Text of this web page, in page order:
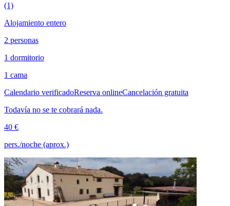
(1)
Alojamiento entero
2 personas
1 dormitorio
1 cama
Calendario verificadoReserva onlineCancelación gratuita
Todavía no se te cobrará nada.
40 €
pers./noche (aprox.)